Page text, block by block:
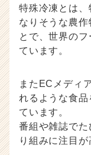
特殊冷凍とは
なりそうな農
とで、世界の
ています。
またECメディ
れるような食
ています。
番組や雑誌で
り組みに注目が